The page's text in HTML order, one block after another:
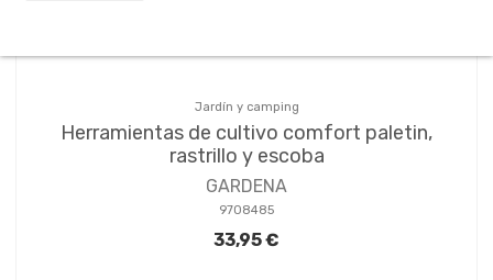
Jardín y camping
Herramientas de cultivo comfort paletin,
rastrillo y escoba
GARDENA
9708485
33,95 €